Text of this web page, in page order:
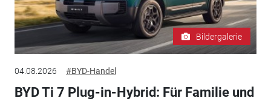
Bildergalerie
04.08.2026 #BYD-Handel
BYD Ti 7 Plug-in-Hybrid: Für Familie und